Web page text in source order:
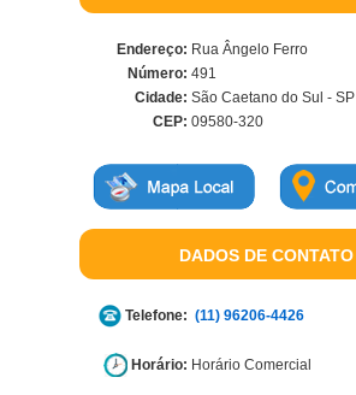
Endereço: Rua Ângelo Ferro
Número: 491
Cidade: São Caetano do Sul - SP
CEP: 09580-320
DADOS DE CONTATO
Telefone: (11) 96206-4426
Horário: Horário Comercial